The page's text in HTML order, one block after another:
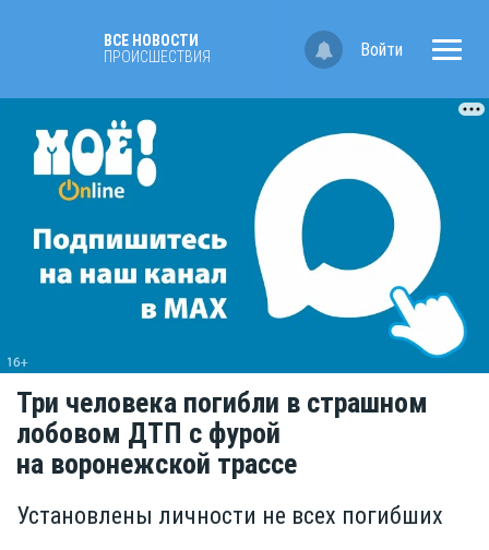
ВСЕ НОВОСТИ
ПРОИСШЕСТВИЯ
Войти
Три человека погибли в страшном
лобовом ДТП с фурой
на воронежской трассе
Установлены личности не всех погибших